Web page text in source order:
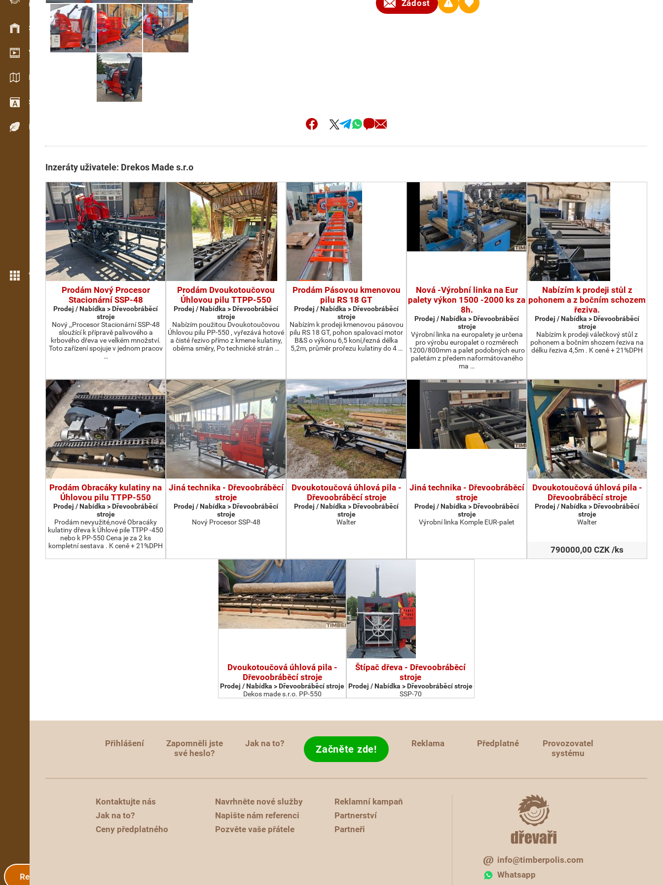
Evidence dřeva v terénu
Skladové hospodářství
Video showroom
Katalogy / Brožury
Slovník
Dřeviny
Více možností
Registrace
Žádost
Inzeráty uživatele: Drekos Made s.r.o
Prodám Nový Procesor
Stacionární SSP-48
Prodej / Nabídka > Dřevoobráběcí
stroje
Nový ,,Procesor Stacionární SSP-48
sloužící k přípravě palivového a
krbového dřeva ve velkém množství.
Toto zařízení spojuje v jednom pracov
…
Prodám Dvoukotoučovou
Úhlovou pilu TTPP-550
Prodej / Nabídka > Dřevoobráběcí
stroje
Nabízím použitou Dvoukotoučovou
Úhlovou pilu PP-550 , vyřezává hotové
a čisté řezivo přímo z kmene kulatiny,
oběma směry, Po technické strán …
Prodám Pásovou kmenovou
pilu RS 18 GT
Prodej / Nabídka > Dřevoobráběcí
stroje
Nabízím k prodeji kmenovou pásovou
pilu RS 18 GT, pohon spalovací motor
B&S o výkonu 6,5 koní,řezná délka
5,2m, průměr prořezu kulatiny do 4 …
Nová -Výrobní linka na Eur
palety výkon 1500 -2000 ks za
8h.
Prodej / Nabídka > Dřevoobráběcí
stroje
Výrobní linka na europalety je určena
pro výrobu europalet o rozměrech
1200/800mm a palet podobných euro
paletám z předem naformátovaného
ma …
Nabízím k prodeji stůl z
pohonem a z bočním schozem
řeziva.
Prodej / Nabídka > Dřevoobráběcí
stroje
Nabízím k prodeji válečkový stůl z
pohonem a bočním shozem řeziva na
délku řeziva 4,5m . K ceně + 21%DPH
Prodám Obracáky kulatiny na
Úhlovou pilu TTPP-550
Prodej / Nabídka > Dřevoobráběcí
stroje
Prodám nevyužité,nové Obracáky
kulatiny dřeva k Úhlové pile TTPP -450
nebo k PP-550 Cena je za 2 ks
kompletní sestava . K ceně + 21%DPH
Jiná technika - Dřevoobráběcí
stroje
Prodej / Nabídka > Dřevoobráběcí
stroje
Nový Procesor SSP-48
Dvoukotoučová úhlová pila -
Dřevoobráběcí stroje
Prodej / Nabídka > Dřevoobráběcí
stroje
Walter
Jiná technika - Dřevoobráběcí
stroje
Prodej / Nabídka > Dřevoobráběcí
stroje
Výrobní linka Komple EUR-palet
Dvoukotoučová úhlová pila -
Dřevoobráběcí stroje
Prodej / Nabídka > Dřevoobráběcí
stroje
Walter
790000,00 CZK /ks
Dvoukotoučová úhlová pila -
Dřevoobráběcí stroje
Prodej / Nabídka > Dřevoobráběcí stroje
Dekos made s.r.o. PP-550
Štípač dřeva - Dřevoobráběcí
stroje
Prodej / Nabídka > Dřevoobráběcí stroje
SSP-70
Přihlášení
Zapomněli jste
své heslo?
Jak na to? Začněte zde! Reklama Předplatné
Provozovatel
systému
Kontaktujte nás
Jak na to?
Ceny předplatného
Navrhněte nové služby
Napište nám referenci
Pozvěte vaše přátele
Reklamní kampaň
Partnerství
Partneři
info@timberpolis.com
Whatsapp